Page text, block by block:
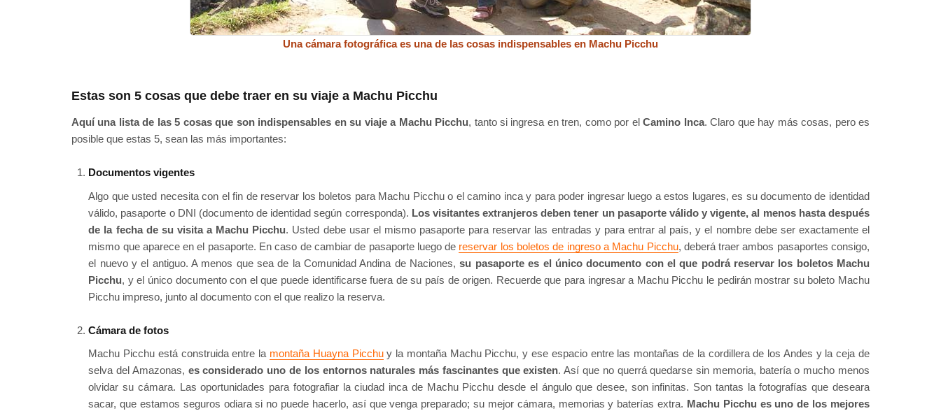
Una cámara fotográfica es una de las cosas indispensables en Machu Picchu
Estas son 5 cosas que debe traer en su viaje a Machu Picchu
Aquí una lista de las 5 cosas que son indispensables en su viaje a Machu Picchu, tanto si ingresa en tren, como por elCamino Inca. Claro que hay más cosas, pero es
posible que estas 5, sean las más importantes:
Documentos vigentes
Algo que usted necesita con el fin de reservar los boletos para Machu Picchu o el camino inca y para poder ingresar luego a estos lugares, es su documento de identidad
válido, pasaporte o DNI (documento de identidad según corresponda). Los visitantes extranjeros deben tener un pasaporte válido y vigente, al menos hasta después
de la fecha de su visita a Machu Picchu. Usted debe usar el mismo pasaporte para reservar las entradas y para entrar al país, y el nombre debe ser exactamente el
mismo que aparece en el pasaporte. En caso de cambiar de pasaporte luego de reservar los boletos de ingreso a Machu Picchu, deberá traer ambos pasaportes consigo,
el nuevo y el antiguo. A menos que sea de la Comunidad Andina de Naciones,su pasaporte es el único documento con el que podrá reservar los boletos Machu
Picchu, y el único documento con el que puede identificarse fuera de su país de origen. Recuerde que para ingresar a Machu Picchu le pedirán mostrar su boleto Machu
Picchu impreso, junto al documento con el que realizo la reserva.
Cámara de fotos
Machu Picchu está construida entre la montaña Huayna Picchuy la montaña Machu Picchu, y ese espacio entre las montañas de la cordillera de los Andes y la ceja de
selva del Amazonas, es considerado uno de los entornos naturales más fascinantes que existen. Así que no querrá quedarse sin memoria, batería o mucho menos
olvidar su cámara. Las oportunidades para fotografiar la ciudad inca de Machu Picchu desde el ángulo que desee, son infinitas. Son tantas la fotografías que deseara
sacar, que estamos seguros odiara si no puede hacerlo, así que venga preparado; su mejor cámara, memorias y baterías extra. Machu Picchu es uno de los mejores